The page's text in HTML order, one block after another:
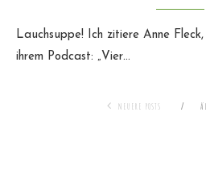
Lauchsuppe! Ich zitiere Anne
ihrem Podcast: „Vier…
NEUERE POSTS